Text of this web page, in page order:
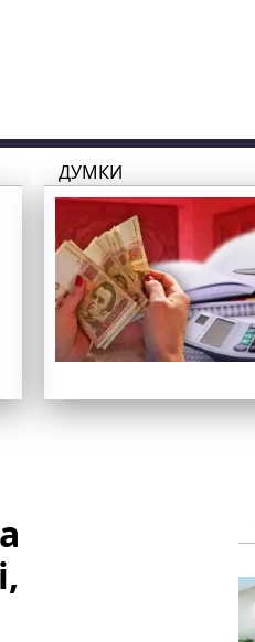
ДУМКИ